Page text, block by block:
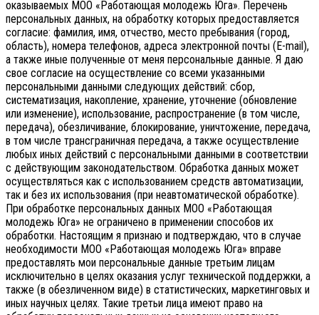
оказываемых МОО «Работающая молодежь Юга». Перечень
персональных данных, на обработку которых предоставляется
согласие: фамилия, имя, отчество, место пребывания (город,
область), номера телефонов, адреса электронной почты (E-mail),
а также иные полученные от меня персональные данные. Я даю
свое согласие на осуществление со всеми указанными
персональными данными следующих действий: сбор,
систематизация, накопление, хранение, уточнение (обновление
или изменение), использование, распространение (в том числе,
передача), обезличивание, блокирование, уничтожение, передача,
в том числе трансграничная передача, а также осуществление
любых иных действий с персональными данными в соответствии
с действующим законодательством. Обработка данных может
осуществляться как с использованием средств автоматизации,
так и без их использования (при неавтоматической обработке).
При обработке персональных данных МОО «Работающая
молодежь Юга» не ограничено в применении способов их
обработки. Настоящим я признаю и подтверждаю, что в случае
необходимости МОО «Работающая молодежь Юга» вправе
предоставлять мои персональные данные третьим лицам
исключительно в целях оказания услуг технической поддержки, а
также (в обезличенном виде) в статистических, маркетинговых и
иных научных целях. Такие третьи лица имеют право на